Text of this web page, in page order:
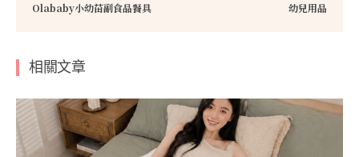
Olababy小幼苗副食品餐具
幼兒用品
相關文章